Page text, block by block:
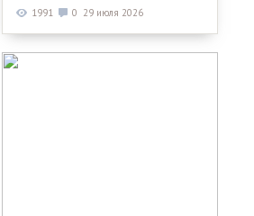
1991 0 29 июля 2026